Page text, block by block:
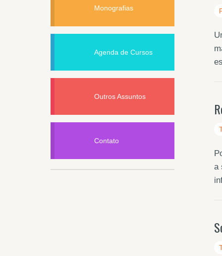
a
Monografias
Agenda de Cursos
Outros Assuntos
Contato